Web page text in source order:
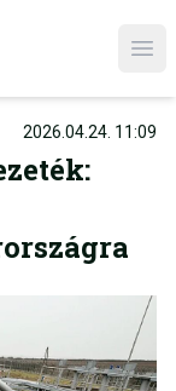
2026.04.24. 11:09